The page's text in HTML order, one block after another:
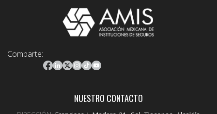
Comparte:
NUESTRO CONTACTO